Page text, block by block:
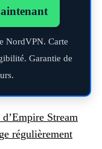
NordVPN. Carte
Garantie de
Stream
régulièrement